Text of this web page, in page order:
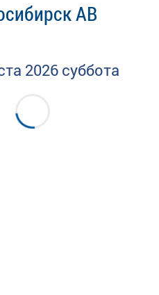
АВ
2026 суббота